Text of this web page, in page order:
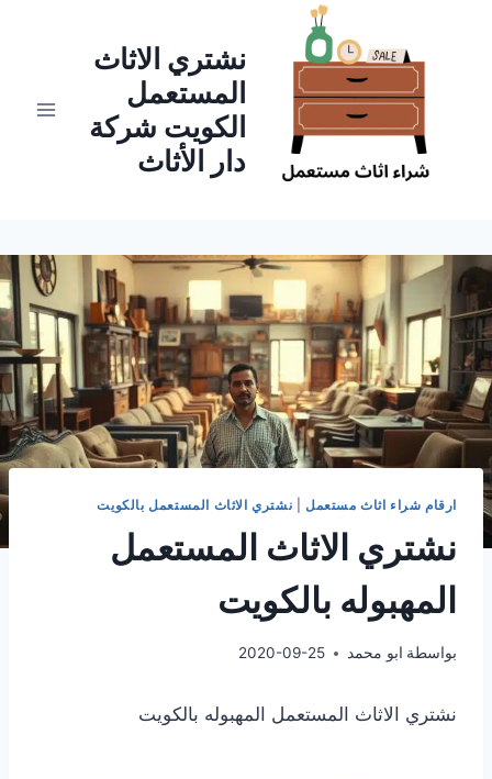
نشتري الاثاث
المستعمل
الكويت شركة
دار الأثاث
ارقام شراء اثاث مستعمل نشتري الاثاث المستعمل بالكويت
نشتري الاثاث المستعمل
المهبوله بالكويت
بواسطة ابو محمد 2020-09-25
نشتري الاثاث المستعمل المهبوله بالكويت